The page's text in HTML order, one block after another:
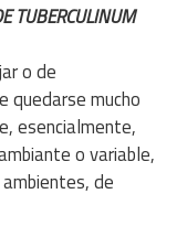
TUBERCULINUM
o de
quedarse mucho
esencialmente,
o variable,
de